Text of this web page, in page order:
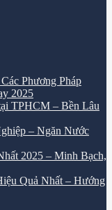
Phương Pháp
2025
TPHCM – Bền Lâu
– Ngăn Nước
2025 – Minh Bạch,
Quả Nhất – Hướng